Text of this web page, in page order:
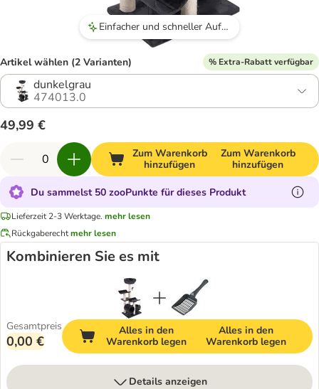
Einfacher und schneller Aufbau
Artikel wählen (2 Varianten) % Extra-Rabatt verfügbar
dunkelgrau
474013.0
49,99 €
Zum Warenkorb
hinzufügen
Zum Warenkorb
hinzufügen
Du sammelst 50 zooPunkte für dieses Produkt
Lieferzeit 2-3 Werktage. mehr lesen
Rückgaberechtmehr lesen
Kombinieren Sie es mit
Gesamtpreis
0,00 €
Alles in den
Warenkorb legen
Alles in den
Warenkorb legen
Details anzeigen